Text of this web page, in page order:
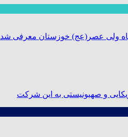
ولی عصر(عج) خوزستان معرفی شد
و صهیونیستی به این شرکت